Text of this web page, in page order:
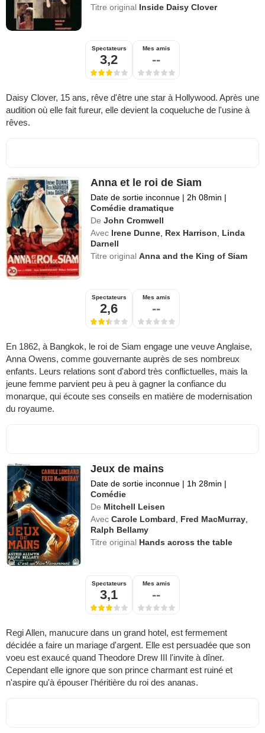
Titre original Inside Daisy Clover
Spectateurs
3,2
Mes amis
--
Daisy Clover, 15 ans, rêve d'être une star à Hollywood. Après une
audition où elle fait fureur, elle devient la coqueluche de l'usine à
rêves.
Anna et le roi de Siam
Date de sortie inconnue | 2h 08min |
Comédie dramatique
De John Cromwell
Avec Irene Dunne Rex Harrison
Linda
Darnell
Titre originalAnna and the King of Siam
Spectateurs
2,6
Mes amis
--
En 1862, à Bangkok, le roi de Siam engage une veuve Anglaise,
Anna Owens, comme gouvernante auprès de ses nombreux
enfants. Leurs relations sont d'abord très conflictuelles, mais la
jeune femme parvient peu à peu à gagner la confiance du
monarque, qui écoute ses conseils en matière de modernisation
du royaume.
Jeux de mains
Date de sortie inconnue | 1h 28min |
Comédie
De Mitchell Leisen
Avec Carole Lombard Fred MacMurray
Ralph Bellamy
Titre original Hands across the table
Spectateurs
3,1
Mes amis
--
Regi Allen, manucure dans un grand hotel, est fermement
décidée a faire un mariage d'argent. Elle est persuadée que son
voeu est exaucé quand Theodore Drew III l'invite à dîner.
Cependant elle ignore que son prince charmant est ruiné et
n'aspire qu'à épouser l'héritière du roi des ananas.